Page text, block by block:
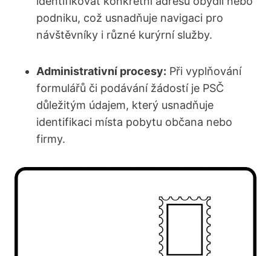
podniku, což usnadňuje​ navigaci⁣ pro
návštěvníky ⁣i různé kurýrní služby.
Administrativní ⁢procesy: ‍Při vyplňování
formulářů či​ podávání žádostí je PSČ
důležitým údajem, který usnadňuje
identifikaci místa pobytu občana nebo
firmy.